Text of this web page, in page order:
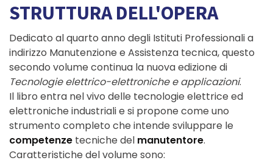
STRUTTURA DELL'OPERA
Dedicato al quarto anno degli Istituti Professionali a
indirizzo Manutenzione e Assistenza tecnica, questo
secondo volume continua la nuova edizione di
Tecnologie elettrico-elettroniche e applicazioni.
Il libro entra nel vivo delle tecnologie elettrice ed
elettroniche industriali e si propone come uno
strumento completo che intende sviluppare le
competenze tecniche del manutentore.
Caratteristiche del volume sono: